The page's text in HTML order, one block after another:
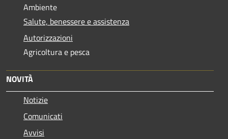
Ambiente
Salute, benessere e assistenza
Autorizzazioni
Agricoltura e pesca
NOVITÀ
Notizie
Comunicati
Avvisi